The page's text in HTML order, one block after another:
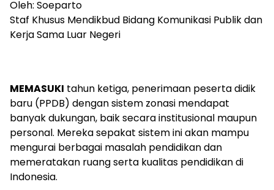
Oleh: Soeparto
Staf Khusus Mendikbud Bidang Komunikasi Publik dan
Kerja Sama Luar Negeri
MEMASUKI tahun ketiga, penerimaan peserta didik
baru (PPDB) dengan sistem zonasi mendapat
banyak dukungan, baik secara institusional maupun
personal. Mereka sepakat sistem ini akan mampu
mengurai berbagai masalah pendidikan dan
memeratakan ruang serta kualitas pendidikan di
Indonesia.